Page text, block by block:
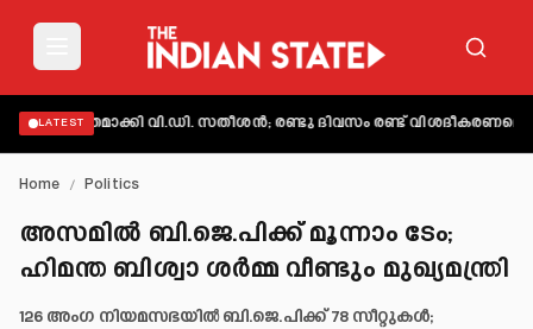
LATEST
വ്യക്തമാക്കി വി.ഡി. സതീശൻ; രണ്ടു ദിവസം രണ്ട് വിശദീകരണമെന്ന്
Home / Politics
അസമിൽ ബി.ജെ.പിക്ക് മൂന്നാം ടേം;
ഹിമന്ത ബിശ്വാ ശർമ്മ വീണ്ടും മുഖ്യമന്ത്രി
126 അംഗ നിയമസഭയിൽ ബി.ജെ.പിക്ക് 78 സീറ്റുകൾ;